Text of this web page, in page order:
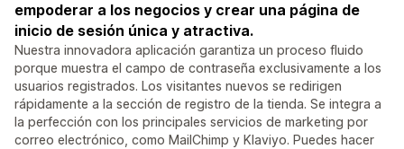
empoderar a los negocios y crear una página de
inicio de sesión única y atractiva.
Nuestra innovadora aplicación garantiza un proceso fluido
porque muestra el campo de contraseña exclusivamente a los
usuarios registrados. Los visitantes nuevos se redirigen
rápidamente a la sección de registro de la tienda. Se integra a
la perfección con los principales servicios de marketing por
correo electrónico, como MailChimp y Klaviyo. Puedes hacer